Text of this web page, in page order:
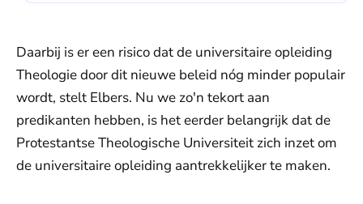
Daarbij is er een risico dat de universitaire opleiding
Theologie door dit nieuwe beleid nóg minder populair
wordt, stelt Elbers. Nu we zo'n tekort aan
predikanten hebben, is het eerder belangrijk dat de
Protestantse Theologische Universiteit zich inzet om
de universitaire opleiding aantrekkelijker te maken.